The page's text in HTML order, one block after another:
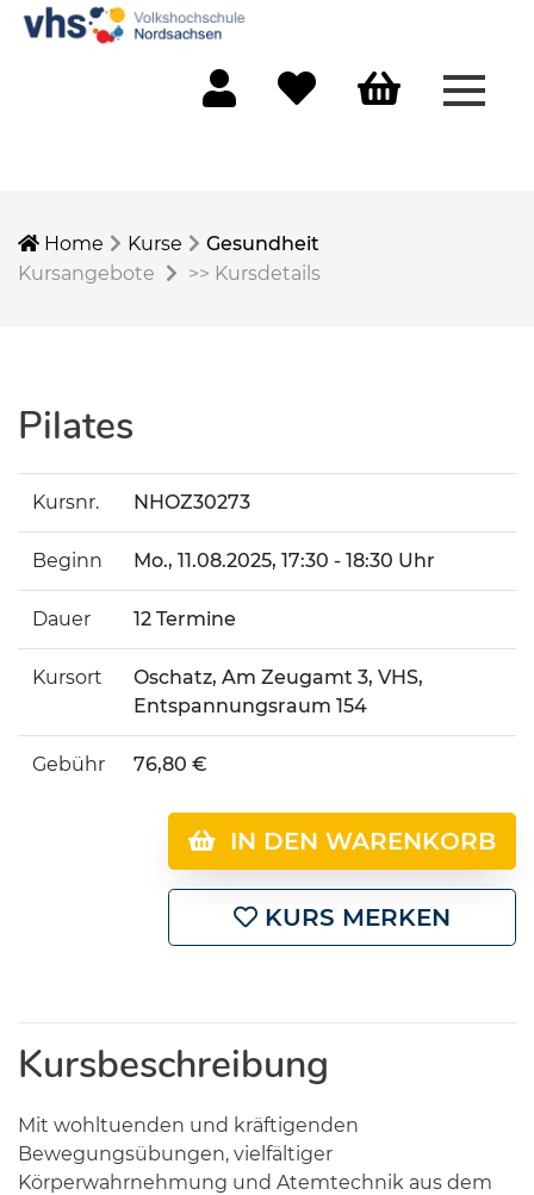
Home Kurse
Gesundheit
Kursangebote
>> Kursdetails
Pilates
Kursnr. NHOZ30273
Beginn Mo., 11.08.2025, 17:30 - 18:30 Uhr
Dauer 12 Termine
Kursort
Oschatz, Am Zeugamt 3, VHS,
Entspannungsraum 154
Gebühr 76,80 €
IN DEN WARENKORB
KURS MERKEN
Kursbeschreibung
Mit wohltuenden und kräftigenden
Bewegungsübungen, vielfältiger
Körperwahrnehmung und Atemtechnik aus dem